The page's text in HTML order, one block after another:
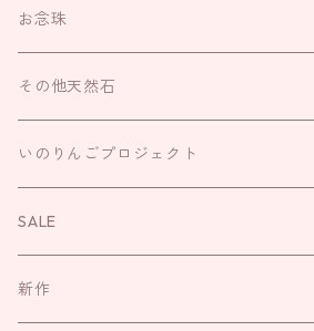
がま口
巾着
キーリング
袱紗
ネックレス
リング
ブレスレット
お念珠
IROHAのお念珠
いのりんごプロジェクト
お直し
その他天然石
さざれ
お守り
いのりんごプロジェクト
お念珠
SALE
新作